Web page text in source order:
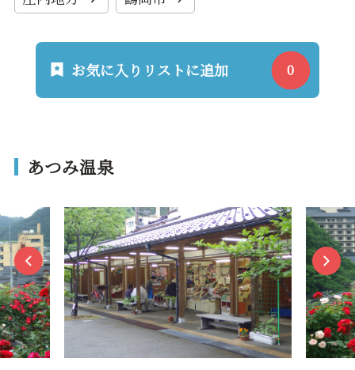
お気に入りリストに追加
あつみ温泉